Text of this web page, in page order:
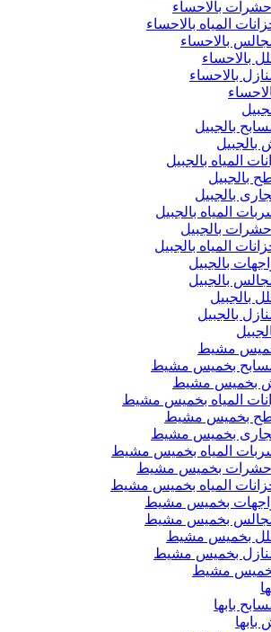
بالاحساء
المياه بالاحساء
بالاحساء
بالاحساء
بالاحساء
بالجبيل
المياه بالجبيل
بالجبيل
بالجبيل
المياه بالجبيل
بالجبيل
المياه بالجبيل
بالجبيل
بالجبيل
بالجبيل
بالجبيل
مشيط
بخميس مشيط
بخميس مشيط
المياه بخميس مشيط
بخميس مشيط
بخميس مشيط
المياه بخميس مشيط
حشرات بخميس مشيط
المياه بخميس مشيط
بخميس مشيط
بخميس مشيط
بخميس مشيط
بخميس مشيط
مشيط
بابها